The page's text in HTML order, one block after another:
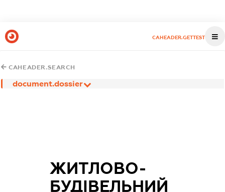
CAHEADER.GETTEST
CAHEADER.SEARCH
document.dossier
ЖИТЛОВО-
БУДІВЕЛЬНИЙ